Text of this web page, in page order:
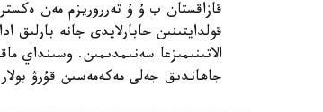
قازاقستان ب ۇ ۇ تەرروريزم مەن
قولدايتىنىن حابارلايدى جانە بارلىق
الاتىنىمىزعا سەنىمدىمىن. وسىنداي
جاھاندىق جەلى مەكەمەسىن قۇرۋ